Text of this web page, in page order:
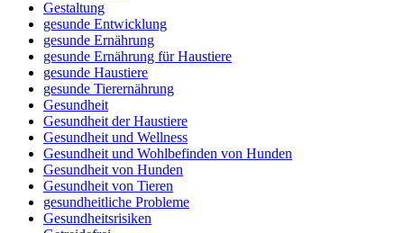
Gestaltung
gesunde Entwicklung
gesunde Ernährung
gesunde Ernährung für Haustiere
gesunde Haustiere
gesunde Tierernährung
Gesundheit
Gesundheit der Haustiere
Gesundheit und Wellness
Gesundheit und Wohlbefinden von Hunden
Gesundheit von Hunden
Gesundheit von Tieren
gesundheitliche Probleme
Gesundheitsrisiken